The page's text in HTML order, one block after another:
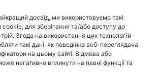
досвід, ми використовуємо такі
cookie, для зберігання та/або доступу до
Згода на використання цих технологій
такі дані, як поведінка веб-переглядача
на цьому сайті. Відмова або
негативно вплинути на певні функції та